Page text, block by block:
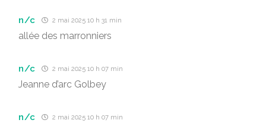
n/c 2 mai 2025 10 h 31 min
allée des marronniers
n/c 2 mai 2025 10 h 07 min
Jeanne d’arc Golbey
n/c 2 mai 2025 10 h 07 min